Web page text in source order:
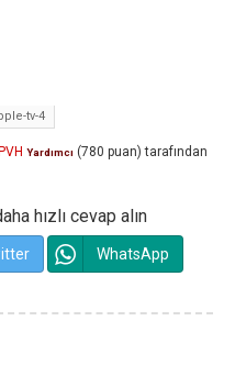
tv-4
PVH Yardımcı (780 puan) tarafından
hızlı cevap alın
WhatsApp